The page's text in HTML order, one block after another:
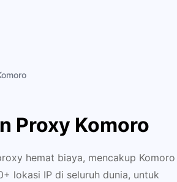
Proxy Komoro
hemat biaya, mencakup Komoro
lokasi IP di seluruh dunia, untuk